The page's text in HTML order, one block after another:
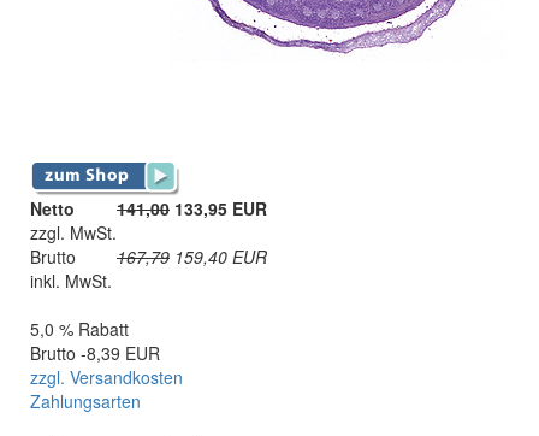
Netto 141,00 133,95 EUR
zzgl. MwSt.
Brutto
167,79 159,40 EUR
inkl. MwSt.
5,0 % Rabatt
Brutto -8,39 EUR
zzgl. Versandkosten
Zahlungsarten